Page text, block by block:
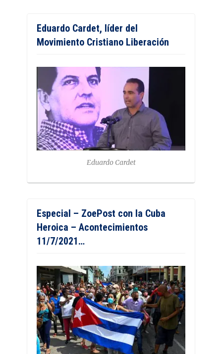
Eduardo Cardet, líder del
Movimiento Cristiano Liberación
Eduardo Cardet
Especial – ZoePost con la Cuba
Heroica – Acontecimientos
11/7/2021…